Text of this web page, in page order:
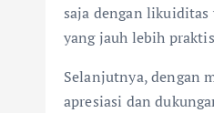
saja dengan
yang jauh lebih
Selanjutnya, dengan
apresiasi dan